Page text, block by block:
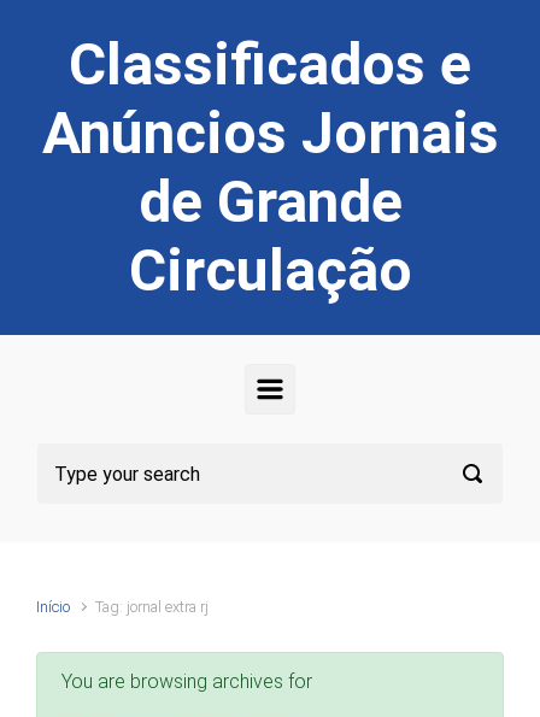
Classificados e
Anúncios Jornais
de Grande
Circulação
Início Tag: jornal extra rj
You are browsing archives for